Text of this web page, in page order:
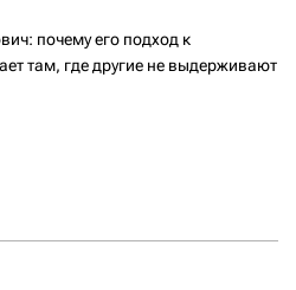
почему его подход к
там, где другие не выдерживают